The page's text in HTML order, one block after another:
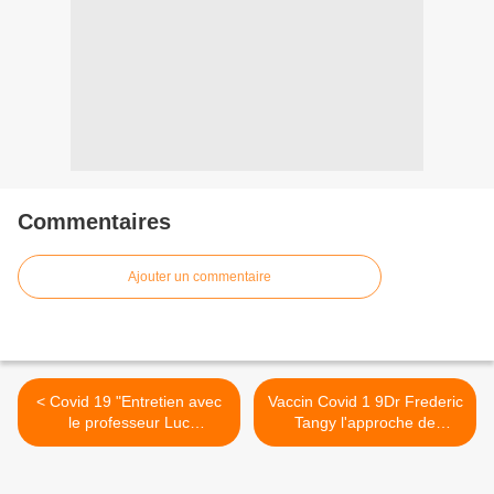
Commentaires
Ajouter un commentaire
< Covid 19 "Entretien avec
le professeur Luc
Montagnier par le docteur
Vaccin Covid 1 9Dr Frederic
Tangy l'approche de
l'Institut Pasteur >